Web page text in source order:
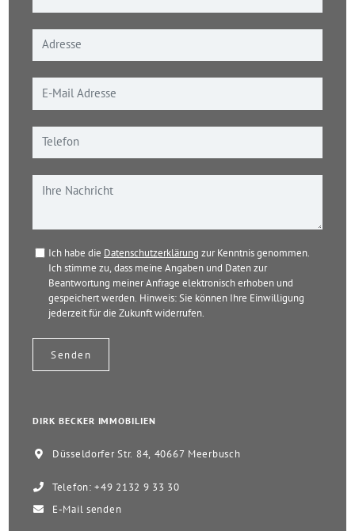
Ich habe die Datenschutzerklärung zur Kenntnis genommen.
Ich stimme zu, dass meine Angaben und Daten zur
Beantwortung meiner Anfrage elektronisch erhoben und
gespeichert werden. Hinweis: Sie können Ihre Einwilligung
jederzeit für die Zukunft widerrufen.
DIRK BECKER IMMOBILIEN
Düsseldorfer Str. 84, 40667 Meerbusch
Telefon: +49 2132 9 33 30
E-Mail senden